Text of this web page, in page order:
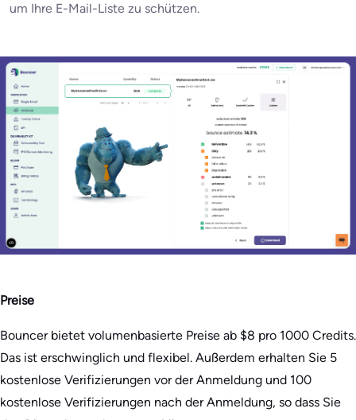
um Ihre E-Mail-Liste zu schützen.
Preise
Bouncer bietet volumenbasierte Preise ab $8 pro 1000 Credits.
Das ist erschwinglich und flexibel. Außerdem erhalten Sie 5
kostenlose Verifizierungen vor der Anmeldung und 100
kostenlose Verifizierungen nach der Anmeldung, so dass Sie